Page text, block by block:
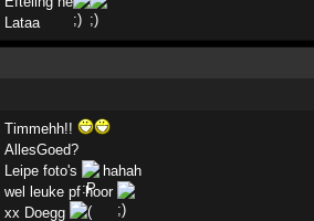
Lataa
Timmehh!!
AllesGoed?
Leipe foto's
hahah
wel leuke pf hoor
xx Doegg